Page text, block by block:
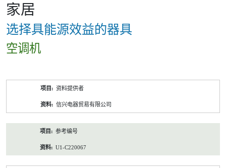
家居
选择具能源效益的器具
空调机
资料提供者
信兴电器贸易有限公司
参考编号
U1-C220067